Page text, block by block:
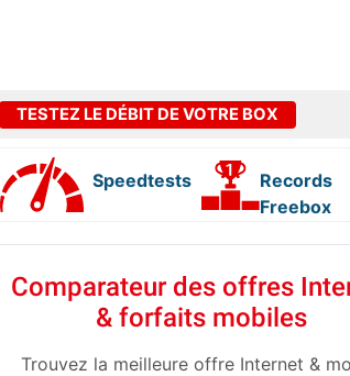
TESTEZ LE DÉBIT DE VOTRE BOX
Speedtests
Records
Freebox
Comparateur des offres
& forfaits mobiles
Trouvez la meilleure offre Internet &